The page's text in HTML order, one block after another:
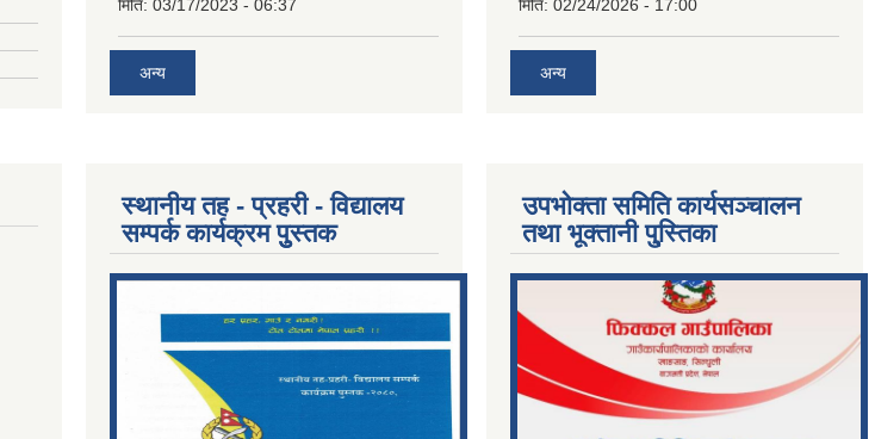
मिति: 03/17/2023 - 06:37
अन्य
मिति: 02/24/2026 - 17:00
अन्य
स्थानीय तह - प्रहरी - विद्यालय
सम्पर्क कार्यक्रम पुुस्तक
उपभोक्ता समिति कार्यसञ्चालन
तथा भूक्तानी पु्स्तिका